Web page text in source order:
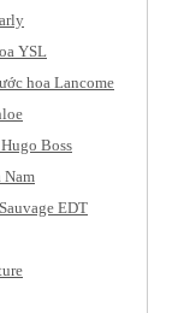
YSL
hoa Lancome
Boss
Nam
EDT